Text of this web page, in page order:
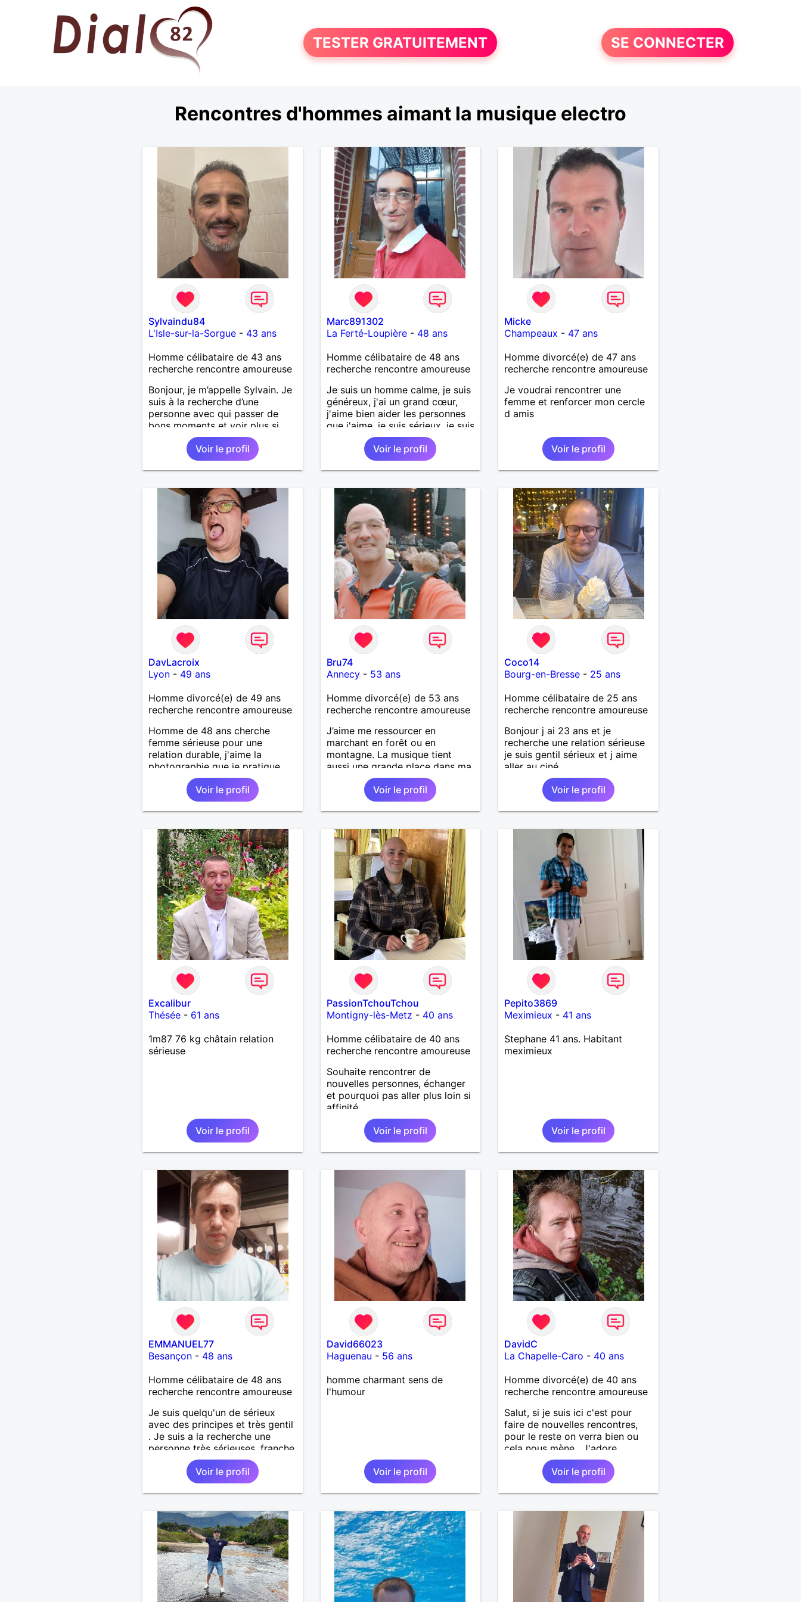
TESTER GRATUITEMENT SE CONNECTER
Rencontres d'hommes aimant la musique electro
Sylvaindu84
L'Isle-sur-la-Sorgue- 43 ans
Homme célibataire de 43 ans
recherche rencontre amoureuse
Bonjour, je m’appelle Sylvain. Je
suis à la recherche d’une
personne avec qui passer de
bons moments et voir plus si
nous nous correspondons.
J’aime la nature, les voyages et
aussi faire la fête de temps en
temps ;-)Je suis papa d’un petit
m’occupe en garde alternée.
J’aime à peu près tous les styles
de musique. (Oui je suis pas trop
fan de Jul). Je fais du sport
pour garder la forme et plutôt
agréable à regarder. (Enfin je le
pense en tout cas 😂)
Voir le profil
Marc891302
La Ferté-Loupière- 48 ans
Homme célibataire de 48 ans
recherche rencontre amoureuse
Je suis un homme calme, je suis
généreux, j'ai un grand cœur,
j'aime bien aider les personnes
que j'aime, je suis sérieux, je suis
sincère, je suis honnête, j'aime
pas qu'on joue avec moi et
j'aime pas les mensonges. Je
cherche une relation amoureuse
Voir le profil
Micke
Champeaux - 47 ans
Homme divorcé(e) de 47 ans
recherche rencontre amoureuse
Je voudrai rencontrer une
femme et renforcer mon cercle
d amis
Voir le profil
DavLacroix
Lyon- 49 ans
Homme divorcé(e) de 49 ans
recherche rencontre amoureuse
Homme de 48 ans cherche
femme sérieuse pour une
relation durable, j'aime la
photographie que je pratique,
mais l'art en général, j'aime
bricoler, marcher, resto, ciné,
mais aussi passer des moments
calme devant un bon film ou une
reste est à découvrir.
Voir le profil
Bru74
Annecy- 53 ans
Homme divorcé(e) de 53 ans
recherche rencontre amoureuse
J’aime me ressourcer en
marchant en forêt ou en
montagne. La musique tient
aussi une grande place dans ma
vie : j’adore aller à des concerts
ou à des festivals. Voyager et
découvrir de nouvelles cultures,
c’est ce qui m’inspire le plus.
avec qui partager ces moments
simples et sincères.
Voir le profil
Coco14
Bourg-en-Bresse - 25 ans
Homme célibataire de 25 ans
recherche rencontre amoureuse
Bonjour j ai 23 ans et je
recherche une relation sérieuse
je suis gentil sérieux et j aime
aller au ciné....
Voir le profil
Excalibur
Thésée- 61 ans
1m87 76 kg châtain relation
sérieuse
Voir le profil
PassionTchouTchou
Montigny-lès-Metz - 40 ans
Homme célibataire de 40 ans
recherche rencontre amoureuse
Souhaite rencontrer de
nouvelles personnes, échanger
et pourquoi pas aller plus loin si
affinité...
Voir le profil
Pepito3869
Meximieux - 41 ans
Stephane 41 ans. Habitant
meximieux
Voir le profil
EMMANUEL77
Besançon- 48 ans
Homme célibataire de 48 ans
recherche rencontre amoureuse
Je suis quelqu'un de sérieux
avec des principes et très gentil
. Je suis a la recherche une
personne très sérieuses ,franche
et honnête les critères les plus
importants, voir accepter une
maman divorcer avec son
enfant il n y a aucun problème.
sérieuse merci. Recherche dans
un premier temps dialogue et
apprendre à connaître la
personne puis dans un deuxième
temps relation plus sérieuse a
voir une vie a deux. (2017 )Ma
situation professionnelle et
Voir le profil
David66023
Haguenau - 56 ans
homme charmant sens de
l'humour
Voir le profil
DavidC
La Chapelle-Caro - 40 ans
Homme divorcé(e) de 40 ans
recherche rencontre amoureuse
Salut, si je suis ici c'est pour
faire de nouvelles rencontres,
pour le reste on verra bien ou
cela nous mène . J'adore
découvrir de nouvelles choses ,
alors si vous voulez m'initier à
l'une de vos activités je suis
partant.
Voir le profil